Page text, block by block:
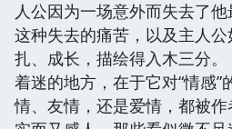
人公因为一场意外而失去了
这种失去的痛苦，以及主人
扎、成长，描绘得入木三分
着迷的地方，在于它对“情感
情、友情，还是爱情，都被